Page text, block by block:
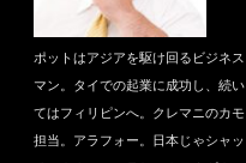
ポットはアジアを駆け回るビジネス
マン。タイでの起業に成功し、続い
てはフィリピンへ。クレマニのカモ
担当。アラフォー。日本じゃシャッ